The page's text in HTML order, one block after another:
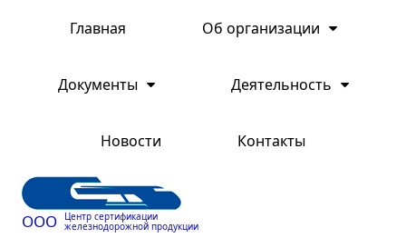
Главная Об организации
Документы Деятельность
Новости Контакты
ООО Центр сертификации
железнодорожной продукции